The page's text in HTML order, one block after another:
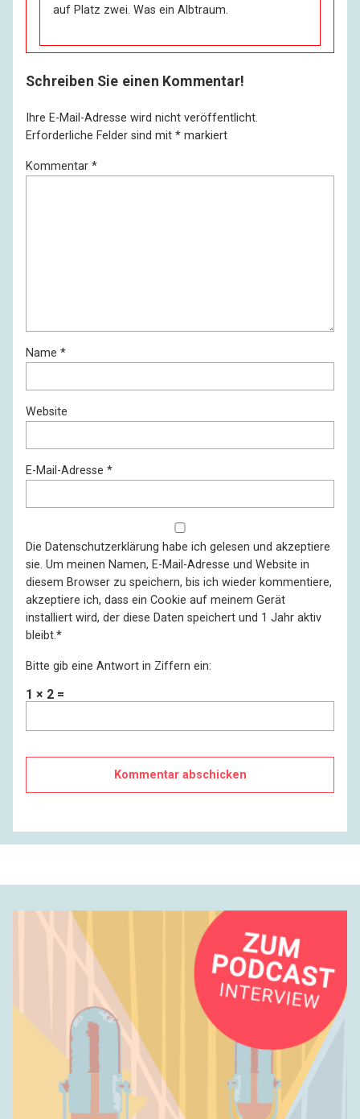
auf Platz zwei. Was ein Albtraum.
Schreiben Sie einen Kommentar!
Ihre E-Mail-Adresse wird nicht veröffentlicht.
Erforderliche Felder sind mit * markiert
Kommentar *
Name *
Website
E-Mail-Adresse *
Die Datenschutzerklärung habe ich gelesen und akzeptiere
sie. Um meinen Namen, E-Mail-Adresse und Website in
diesem Browser zu speichern, bis ich wieder kommentiere,
akzeptiere ich, dass ein Cookie auf meinem Gerät
installiert wird, der diese Daten speichert und 1 Jahr aktiv
bleibt.*
Bitte gib eine Antwort in Ziffern ein:
1 × 2 =